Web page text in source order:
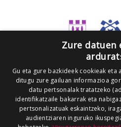
Zure datuen
Gu eta gure bazkideek cookieak
ditugu zure gailuan informazioa
datu pertsonalak tratatzeko
identifikatzaile bakarrak eta
pertsonalizatuak eskaintzeko,
audientziaren inguruko